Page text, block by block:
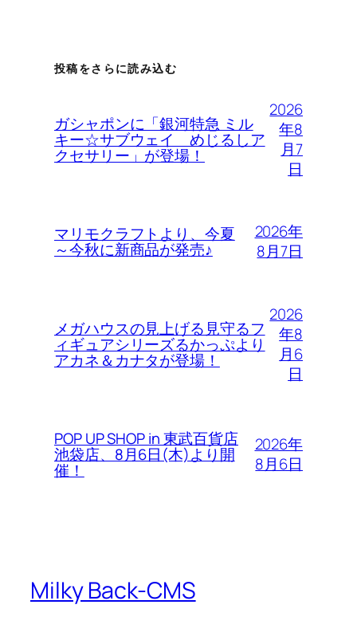
投稿をさらに読み込む
ガシャポンに「銀河特急 ミル
キー☆サブウェイ めじるしア
クセサリー」が登場！
2026
年8
月7
日
マリモクラフトより、今夏
～今秋に新商品が発売♪
2026年
8月7日
メガハウスの見上げる見守るフ
ィギュアシリーズるかっぷより
アカネ＆カナタが登場！
2026
年8
月6
日
POP UP SHOP in 東武百貨店
池袋店、8月6日(木)より開
催！
2026年
8月6日
Milky Back-CMS